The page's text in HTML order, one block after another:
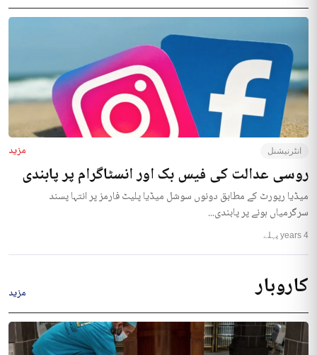
انٹرنیشنل مزید
روسی عدالت کی فیس بک اور انسٹاگرام پر پابندی
میڈیا رپورٹ کے مطابق دونوں سوشل میڈیا پلیٹ فارمز پر انتہا پسند
سرگرمیاں ہونے پر پابندی...
4 years پہلے
کاروبار مزید